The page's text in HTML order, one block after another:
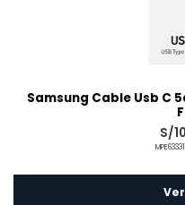
Samsung Cable Usb C
S/